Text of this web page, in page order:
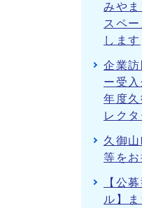
みや
スペ
します
企業
ー受
年度久
レクタ
久御
等をお
【公
ル】